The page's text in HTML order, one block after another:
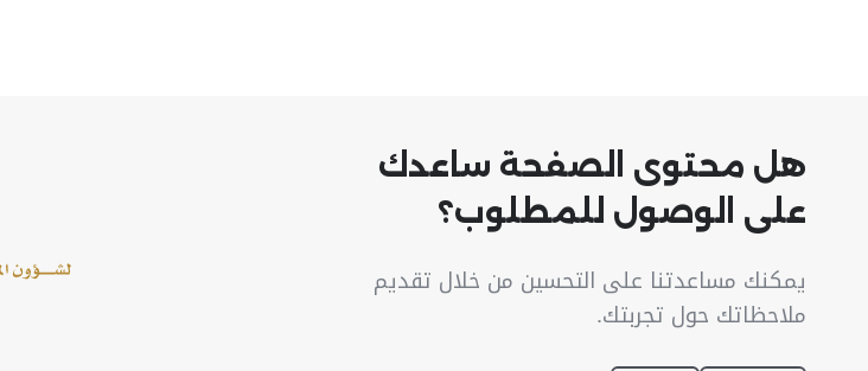
هل محتوى الصفحة ساعدك
على الوصول للمطلوب؟
يمكنك مساعدتنا على التحسين من خلال تقديم
ملاحظاتك حول تجربتك.